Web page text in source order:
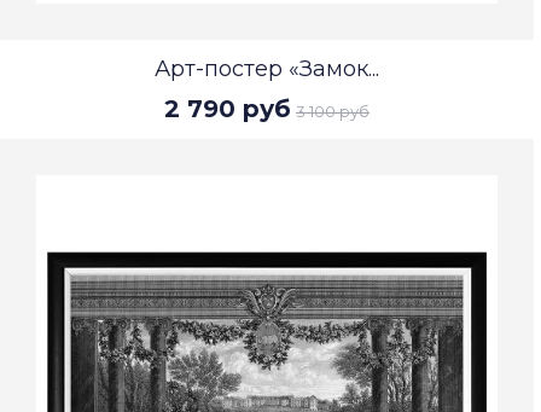
Арт-постер «Замок...
2 790 руб 3 100 руб